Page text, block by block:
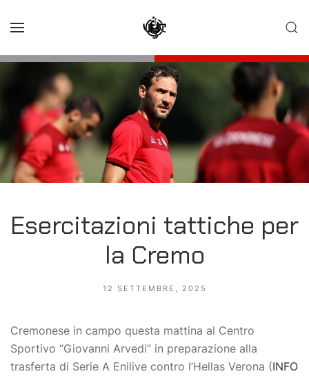
Esercitazioni tattiche per
la Cremo
12 SETTEMBRE, 2025
Cremonese in campo questa mattina al Centro
Sportivo “Giovanni Arvedi” in preparazione alla
trasferta di Serie A Enilive contro l’Hellas Verona (INFO